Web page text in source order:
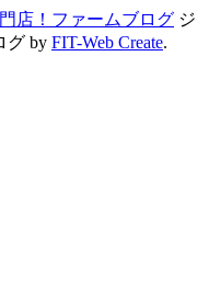
店！ファームブログ ジ
グ by FIT-Web Create.